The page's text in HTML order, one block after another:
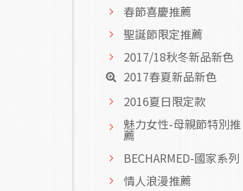
春節喜慶推薦
聖誕節限定推薦
2017/18秋冬新品新色
2017春夏新品新色
2016夏日限定款
魅力女性-母親節特別推
薦
BECHARMED-國家系列
情人浪漫推薦